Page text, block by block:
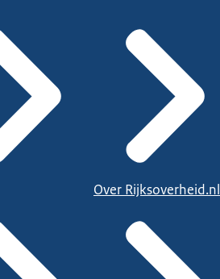
Over Rijksoverheid.nl